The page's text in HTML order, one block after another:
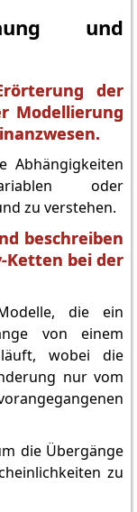
und
der
Modellierung
Abhängigkeiten
oder
zu verstehen.
beschreiben
Ketten bei der
die ein
von einem
wobei die
nur vom
die Übergänge
zu